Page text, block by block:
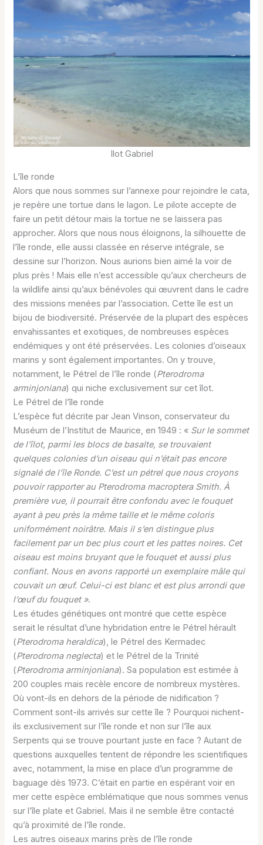
Ilot Gabriel
L’île ronde
Alors que nous sommes sur l’annexe pour rejoindre le cata,
je repère une tortue dans le lagon. Le pilote accepte de
faire un petit détour mais la tortue ne se laissera pas
approcher. Alors que nous nous éloignons, la silhouette de
l’île ronde, elle aussi classée en réserve intégrale, se
dessine sur l’horizon. Nous aurions bien aimé la voir de
plus près ! Mais elle n’est accessible qu’aux chercheurs de
la wildlife ainsi qu’aux bénévoles qui œuvrent dans le cadre
des missions menées par l’association. Cette île est un
bijou de biodiversité. Préservée de la plupart des espèces
envahissantes et exotiques, de nombreuses espèces
endémiques y ont été préservées. Les colonies d’oiseaux
marins y sont également importantes. On y trouve,
notamment, le Pétrel de l’île ronde (Pterodroma
arminjoniana) qui niche exclusivement sur cet îlot.
Le Pétrel de l’île ronde
L’espèce fut décrite par Jean Vinson, conservateur du
Muséum de l’Institut de Maurice, en 1949 : « Sur le sommet
de l’îlot, parmi les blocs de basalte, se trouvaient
quelques colonies d’un oiseau qui n’était pas encore
signalé de l’île Ronde. C’est un pétrel que nous croyons
pouvoir rapporter au Pterodroma macroptera Smith. À
première vue, il pourrait être confondu avec le fouquet
ayant à peu près la même taille et le même coloris
uniformément noirâtre. Mais il s’en distingue plus
facilement par un bec plus court et les pattes noires. Cet
oiseau est moins bruyant que le fouquet et aussi plus
confiant. Nous en avons rapporté un exemplaire mâle qui
couvait un œuf. Celui-ci est blanc et est plus arrondi que
l’œuf du fouquet ».
Les études génétiques ont montré que cette espèce
serait le résultat d’une hybridation entre le Pétrel hérault
(Pterodroma heraldica), le Pétrel des Kermadec
(Pterodroma neglecta) et le Pétrel de la Trinité
(Pterodroma arminjoniana). Sa population est estimée à
200 couples mais recèle encore de nombreux mystères.
Où vont-ils en dehors de la période de nidification ?
Comment sont-ils arrivés sur cette île ? Pourquoi nichent-
ils exclusivement sur l’île ronde et non sur l’île aux
Serpents qui se trouve pourtant juste en face ? Autant de
questions auxquelles tentent de répondre les scientifiques
avec, notamment, la mise en place d’un programme de
baguage dès 1973. C’était en partie en espérant voir en
mer cette espèce emblématique que nous sommes venus
sur l’île plate et Gabriel. Mais il ne semble être contacté
qu’à proximité de l’île ronde.
Les autres oiseaux marins près de l’île ronde